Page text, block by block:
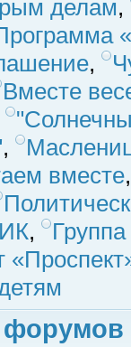
делам,
,
Вместе
,
вместе
,
форумов